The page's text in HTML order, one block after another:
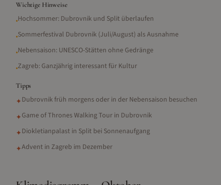
Wichtige Hinweise
•Hochsommer: Dubrovnik und Split überlaufen
•Sommerfestival Dubrovnik (Juli/August) als Ausnahme
•Nebensaison: UNESCO-Stätten ohne Gedränge
•Zagreb: Ganzjährig interessant für Kultur
Tipps
✦Dubrovnik früh morgens oder in der Nebensaison besuchen
✦Game of Thrones Walking Tour in Dubrovnik
✦Diokletianpalast in Split bei Sonnenaufgang
✦Advent in Zagreb im Dezember